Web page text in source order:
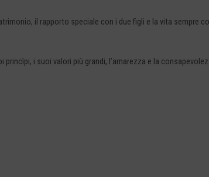
il rapporto speciale con i due figli e la vita sempre
i suoi valori più grandi, l’amarezza e la